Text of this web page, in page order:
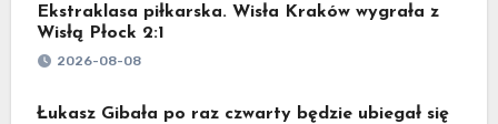
Ekstraklasa piłkarska. Wisła Kraków wygrała z
Wisłą Płock 2:1
2026-08-08
Łukasz Gibała po raz czwarty będzie ubiegał się